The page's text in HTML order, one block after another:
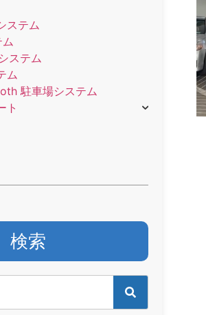
ステム
ステム
ム
駐車場システム
ト
検索